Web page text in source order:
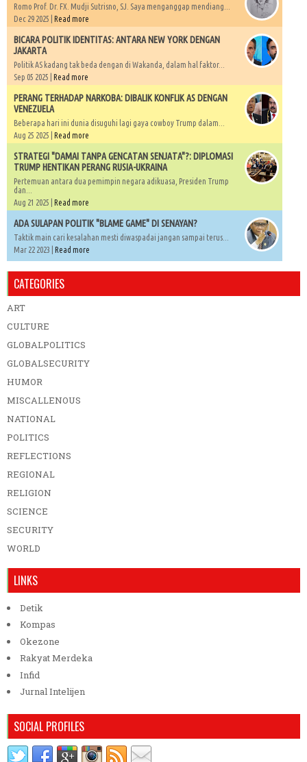
Romo Prof. Dr. FX. Mudji Sutrisno, SJ. Saya menganggap mendiang...
Dec 29 2025 | Read more
BICARA POLITIK IDENTITAS: ANTARA NEW YORK DENGAN
JAKARTA
Politik AS kadang tak beda dengan di Wakanda, dalam hal faktor...
Sep 05 2025 | Read more
PERANG TERHADAP NARKOBA: DIBALIK KONFLIK AS DENGAN
VENEZUELA
Beberapa hari ini dunia disuguhi lagi gaya cowboy Trump dalam...
Aug 25 2025 | Read more
STRATEGI "DAMAI TANPA GENCATAN SENJATA"?: DIPLOMASI
TRUMP HENTIKAN PERANG RUSIA-UKRAINA
Pertemuan antara dua pemimpin negara adikuasa, Presiden Trump
dan...
Aug 21 2025 | Read more
ADA SULAPAN POLITIK "BLAME GAME" DI SENAYAN?
Taktik main cari kesalahan mesti diwaspadai jangan sampai terus...
Mar 22 2023 | Read more
CATEGORIES
ART
CULTURE
GLOBALPOLITICS
GLOBALSECURITY
HUMOR
MISCALLENOUS
NATIONAL
POLITICS
REFLECTIONS
REGIONAL
RELIGION
SCIENCE
SECURITY
WORLD
LINKS
Detik
Kompas
Okezone
Rakyat Merdeka
Infid
Jurnal Intelijen
SOCIAL PROFILES